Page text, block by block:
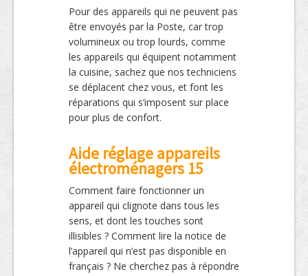
Pour des appareils qui ne peuvent pas
être envoyés par la Poste, car trop
volumineux ou trop lourds, comme
les appareils qui équipent notamment
la cuisine, sachez que nos techniciens
se déplacent chez vous, et font les
réparations qui s’imposent sur place
pour plus de confort.
Aide réglage appareils
électroménagers 15
Comment faire fonctionner un
appareil qui clignote dans tous les
sens, et dont les touches sont
illisibles ? Comment lire la notice de
l’appareil qui n’est pas disponible en
français ? Ne cherchez pas à répondre